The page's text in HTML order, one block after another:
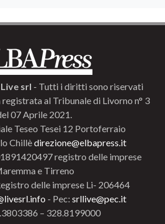
Live srl - Tutti i diritti sono riservati
al Tribunale di Livorno n° 3
07 Aprile 2021.
Teseo Tesei 12 Portoferraio
Chillèdirezione@elbapress.it
registro delle imprese
e Tirreno
delle imprese Li- 206464
- Pec: srllive@pec.it
– 328.8199000